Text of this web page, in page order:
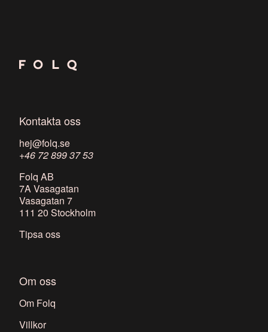
Kontakta oss
hej@folq.se
+46 72 899 37 53
Folq AB
7A Vasagatan
Vasagatan 7
111 20 Stockholm
Tipsa oss
Om oss
Om Folq
Villkor